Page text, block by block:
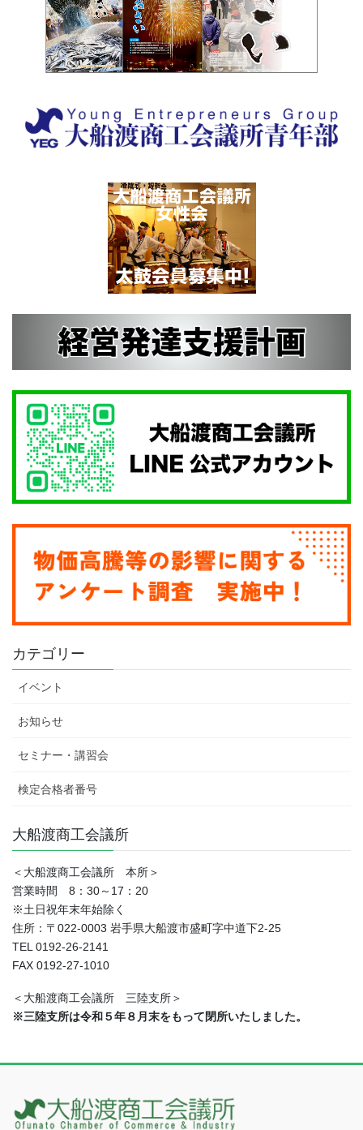
カテゴリー
イベント
お知らせ
セミナー・講習会
検定合格者番号
大船渡商工会議所
＜大船渡商工会議所 本所＞
営業時間 8：30～17：20
※土日祝年末年始除く
住所：〒022-0003 岩手県大船渡市盛町字中道下2-25
TEL 0192-26-2141
FAX 0192-27-1010
＜大船渡商工会議所 三陸支所＞
※三陸支所は令和５年８月末をもって閉所いたしました。